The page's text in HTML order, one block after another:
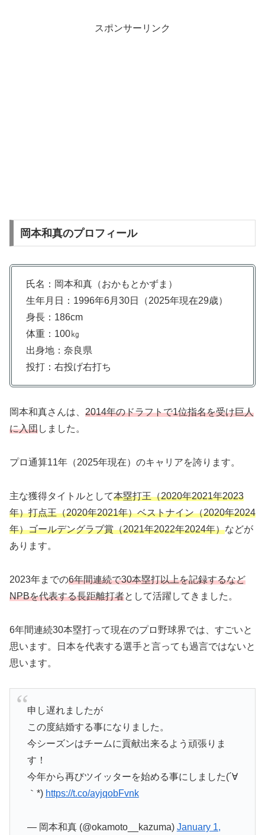
スポンサーリンク
岡本和真のプロフィール
氏名：岡本和真（おかもとかずま）
生年月日：1996年6月30日（2025年現在29歳）
身長：186cm
体重：100㎏
出身地：奈良県
投打：右投げ右打ち
岡本和真さんは、 2014年のドラフトで1位指名を受け巨人
に入団しました。
プロ通算11年（2025年現在）のキャリアを誇ります。
主な獲得タイトルとして本塁打王（2020年2021年2023
年）打点王（2020年2021年）ベストナイン（2020年2024
年）ゴールデングラブ賞（2021年2022年2024年）などが
あります。
2023年までの6年間連続で30本塁打以上を記録するなど
NPBを代表する長距離打者として活躍してきました。
6年間連続30本塁打って現在のプロ野球界では、すごいと
思います。日本を代表する選手と言っても過言ではないと
思います。
申し遅れましたが
この度結婚する事になりました。
今シーズンはチームに貢献出来るよう頑張りま
す！
今年から再びツイッターを始める事にしました(´∀
｀*) https://t.co/ayjqobFvnk
— 岡本和真 (@okamoto__kazuma) January 1,